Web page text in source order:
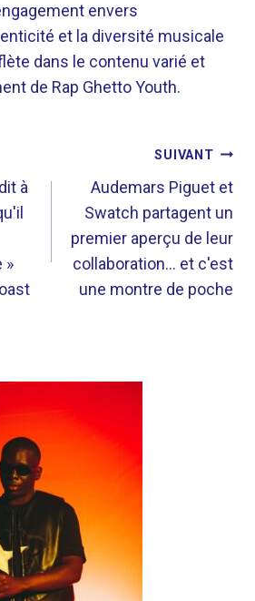
envers
et la diversité musicale
dans le contenu varié et
de Rap Ghetto Youth.
à
»
SUIVANT
Audemars Piguet et
Swatch partagent un
premier aperçu de leur
collaboration… et c'est
une montre de poche